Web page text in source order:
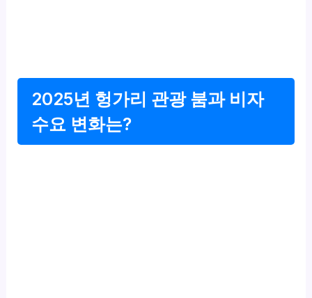
2025년 헝가리 관광 붐과 비자
수요 변화는?